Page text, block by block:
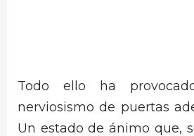
Todo ello ha
nerviosismo de puertas
Un estado de ánimo que,